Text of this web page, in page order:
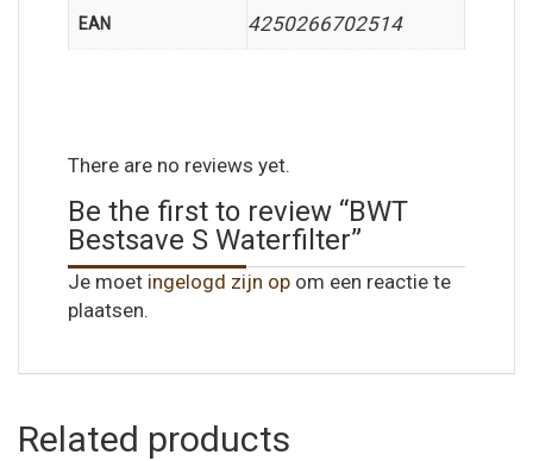
EAN 4250266702514
There are no reviews yet.
Be the first to review “BWT
Bestsave S Waterfilter”
Je moet ingelogd zijn op om een reactie te
plaatsen.
Related products